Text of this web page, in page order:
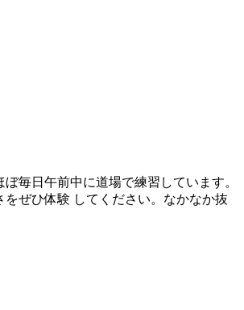
毎日午前中に道場で練習しています。
をぜひ体験 してください。なかなか抜